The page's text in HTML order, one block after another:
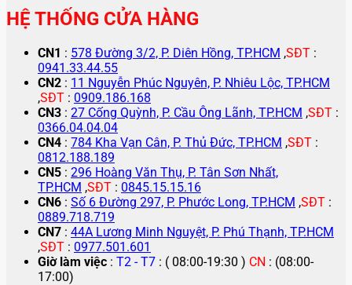
HỆ THỐNG CỬA HÀNG
CN1 : 578 Đường 3/2, P. Diên Hồng, TP.HCM ,SĐT :
0941.33.44.55
CN2 : 11 Nguyễn Phúc Nguyên, P. Nhiêu Lộc, TP.HCM
,SĐT : 0909.186.168
CN3 : 27 Cống Quỳnh, P. Cầu Ông Lãnh, TP.HCM ,SĐT :
0366.04.04.04
CN4 : 784 Kha Vạn Cân, P. Thủ Đức, TP.HCM ,SĐT :
0812.188.189
CN5 : 296 Hoàng Văn Thụ, P. Tân Sơn Nhất,
TP.HCM ,SĐT : 0845.15.15.16
CN6 : Số 6 Đường 297, P. Phước Long, TP.HCM ,SĐT :
0889.718.719
CN7 : 44A Lương Minh Nguyệt, P. Phú Thạnh, TP.HCM
,SĐT : 0977.501.601
Giờ làm việc : T2 - T7 : ( 08:00-19:30 ) CN : (08:00-
17:00)